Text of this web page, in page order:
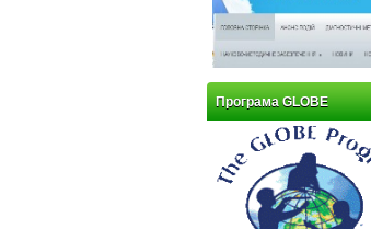
Програма GLOBE